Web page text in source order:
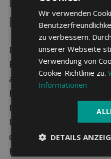
BE ab 388.65
Die obligatorische
Rapperswil BE bei der
abgeschlossen werden.
hierbei die Wahl
Franchise-Stufen.
Unfalldeckung
der versicherten
Höhe der monatlichen
Wir verwenden
zu verbessern.
unserer Webseite
Verwendung von
Cookie-Richtlinie zu.
Informationen
DETAILS